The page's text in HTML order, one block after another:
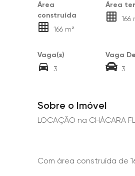
Área
construída
166 m²
Área
166
Vaga(s)
3
Vaga
3
Sobre o Imóvel
LOCAÇÃO na CHÁCARA
Com área construída de